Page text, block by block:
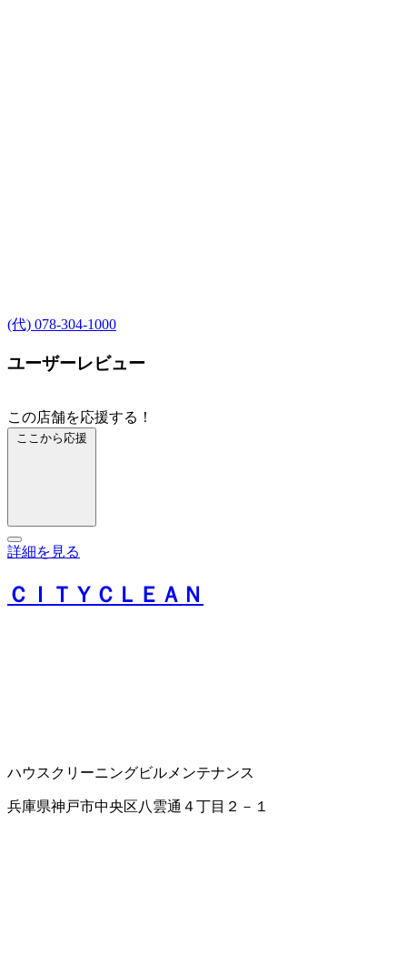
(代) 078-304-1000
ユーザーレビュー
この店舗を応援する！
ここから応援
詳細を見る
ＣＩＴＹＣＬＥＡＮ
ハウスクリーニングビルメンテナンス
兵庫県神戸市中央区八雲通４丁目２－１